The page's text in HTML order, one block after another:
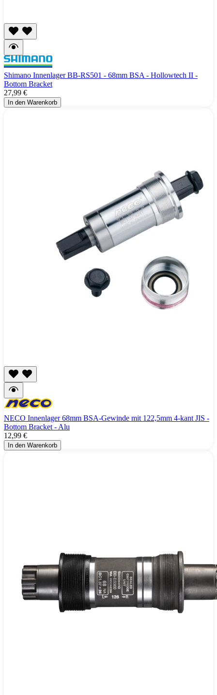
Shimano Innenlager BB-RS501 - 68mm BSA - Hollowtech II -
Bottom Bracket
27,99 €
In den Warenkorb
NECO Innenlager 68mm BSA-Gewinde mit 122,5mm 4-kant JIS -
Bottom Bracket - Alu
12,99 €
In den Warenkorb